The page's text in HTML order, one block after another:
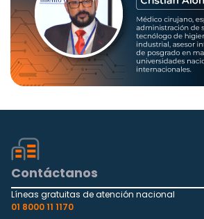
Contáctanos
Líneas gratuitas de atención nacional
01 8000 11 1170